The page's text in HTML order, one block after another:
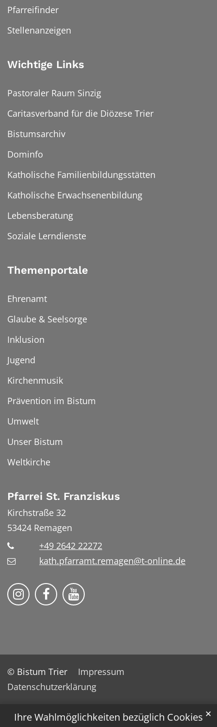
Ihre Wahlmöglichkeiten bezüglich Cookies ✕
Pfarreifinder
Stellenanzeigen
Wichtige Links
Pastoraler Raum Sinzig
Caritasverband für die Diözese Trier
Bistumsarchiv
Dominfo
Katholische Familienbildungsstätten
Katholische Erwachsenenbildung
Lebensberatung
Soziale Lerndienste
Themenportale
Ehrenamt
Glaube & Seelsorge
Inklusion
Jugend
Kirchenmusik
Prävention im Bistum
Umwelt
Unser Bistum
Weltkirche
Pfarrei St. Franziskus
Kirchstraße 32
53424 Remagen
+49 2642 22272
kath.pfarramt.remagen@t-online.de
Pfarrei St. Franziskus Remagen auf
Pfarrei St. Franziskus
© Bistum Trier
Impressum
Datenschutzerklärung